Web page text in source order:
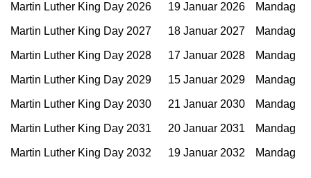
Martin Luther King Day 2026 19 Januar 2026 Mandag
Martin Luther King Day 2027 18 Januar 2027 Mandag
Martin Luther King Day 2028 17 Januar 2028 Mandag
Martin Luther King Day 2029 15 Januar 2029 Mandag
Martin Luther King Day 2030 21 Januar 2030 Mandag
Martin Luther King Day 2031 20 Januar 2031 Mandag
Martin Luther King Day 2032 19 Januar 2032 Mandag